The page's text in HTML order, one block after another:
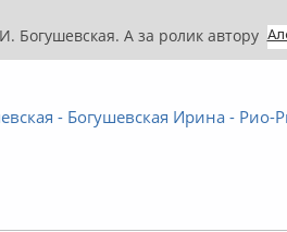
Богушевская. А за ролик автору
- Богушевская Ирина - Рио-